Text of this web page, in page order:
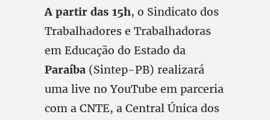
A partir das 15h, o Sindicato dos
Trabalhadores e Trabalhadoras
em Educação do Estado da
Paraíba (Sintep-PB) realizará
uma live no YouTube em parceria
com a CNTE, a Central Única dos